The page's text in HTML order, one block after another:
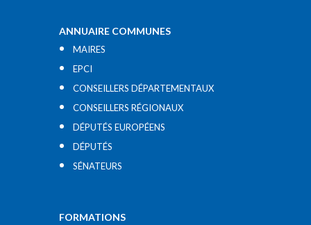
ANNUAIRE COMMUNES
MAIRES
EPCI
CONSEILLERS DÉPARTEMENTAUX
CONSEILLERS RÉGIONAUX
DÉPUTÉS EUROPÉENS
DÉPUTÉS
SÉNATEURS
FORMATIONS